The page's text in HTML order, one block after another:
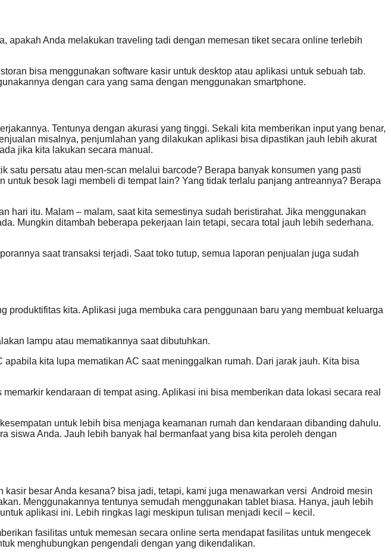
apakah Anda melakukan traveling tadi dengan memesan tiket secara online terlebih
bisa menggunakan software kasir untuk desktop atau aplikasi untuk sebuah tab.
dengan cara yang sama dengan menggunakan smartphone.
Tentunya dengan akurasi yang tinggi. Sekali kita memberikan input yang benar,
misalnya, penjumlahan yang dilakukan aplikasi bisa dipastikan jauh lebih akurat
jika kita lakukan secara manual.
satu persatu atau men-scan melalui barcode? Berapa banyak konsumen yang pasti
besok lagi membeli di tempat lain? Yang tidak terlalu panjang antreannya? Berapa
hari itu. Malam – malam, saat kita semestinya sudah beristirahat. Jika menggunakan
Mungkin ditambah beberapa pekerjaan lain tetapi, secara total jauh lebih sederhana.
saat transaksi terjadi. Saat toko tutup, semua laporan penjualan juga sudah
kita. Aplikasi juga membuka cara penggunaan baru yang membuat keluarga
lampu atau mematikannya saat dibutuhkan.
kita lupa mematikan AC saat meninggalkan rumah. Dari jarak jauh. Kita bisa
kendaraan di tempat asing. Aplikasi ini bisa memberikan data lokasi secara real
untuk lebih bisa menjaga keamanan rumah dan kendaraan dibanding dahulu.
siswa Anda. Jauh lebih banyak hal bermanfaat yang bisa kita peroleh dengan
besar Anda kesana? bisa jadi, tetapi, kami juga menawarkan versi Android mesin
Menggunakannya tentunya semudah menggunakan tablet biasa. Hanya, jauh lebih
aplikasi ini. Lebih ringkas lagi meskipun tulisan menjadi kecil – kecil.
fasilitas untuk memesan secara online serta mendapat fasilitas untuk mengecek
menghubungkan pengendali dengan yang dikendalikan.